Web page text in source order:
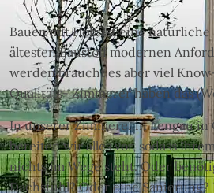
Bauen mit Holz ist eine natürliche
ältesten Baustoff modernen
werden braucht es aber viel
Qualitäts- Zimmerer haben das
In unserer Zimmerei in Lengau in
bereiten wir alles vor, sodass
nichts im Wege steht. Oder
Dachstuhl? Oder eine